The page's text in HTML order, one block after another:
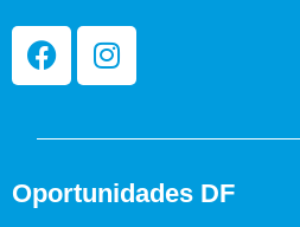
Oportunidades DF